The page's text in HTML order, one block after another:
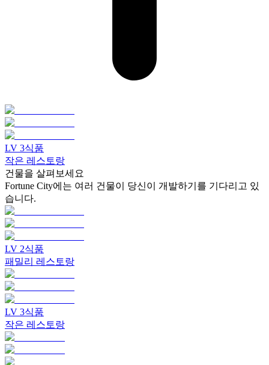
LV 3식품
작은 레스토랑
건물을 살펴보세요
Fortune City에는 여러 건물이 당신이 개발하기를 기다리고 있
습니다.
LV 2식품
패밀리 레스토랑
LV 3식품
작은 레스토랑